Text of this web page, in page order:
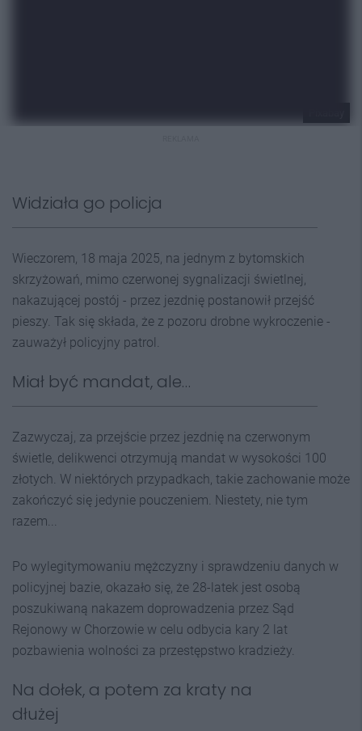
Widziała go policja
Wieczorem, 18 maja 2025, na jednym z bytomskich
skrzyżowań, mimo czerwonej sygnalizacji świetlnej,
nakazującej postój - przez jezdnię postanowił przejść
pieszy. Tak się składa, że z pozoru drobne wykroczenie -
zauważył policyjny patrol.
Miał być mandat, ale…
Zazwyczaj, za przejście przez jezdnię na czerwonym
świetle, delikwenci otrzymują mandat w wysokości 100
złotych. W niektórych przypadkach, takie zachowanie może
zakończyć się jedynie pouczeniem. Niestety, nie tym
razem...
Po wylegitymowaniu mężczyzny i sprawdzeniu danych w
policyjnej bazie, okazało się, że 28-latek jest osobą
poszukiwaną nakazem doprowadzenia przez Sąd
Rejonowy w Chorzowie w celu odbycia kary 2 lat
pozbawienia wolności za przestępstwo kradzieży.
Na dołek, a potem za kraty na
dłużej